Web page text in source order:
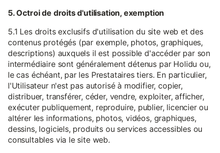
5. Octroi de droits d'utilisation, exemption
5.1 Les droits exclusifs d'utilisation du site web et des
contenus protégés (par exemple, photos, graphiques,
descriptions) auxquels il est possible d'accéder par son
intermédiaire sont généralement détenus par Holidu ou,
le cas échéant, par les Prestataires tiers. En particulier,
l'Utilisateur n'est pas autorisé à modifier, copier,
distribuer, transférer, céder, vendre, exploiter, afficher,
exécuter publiquement, reproduire, publier, licencier ou
altérer les informations, photos, vidéos, graphiques,
dessins, logiciels, produits ou services accessibles ou
consultables via le site web.